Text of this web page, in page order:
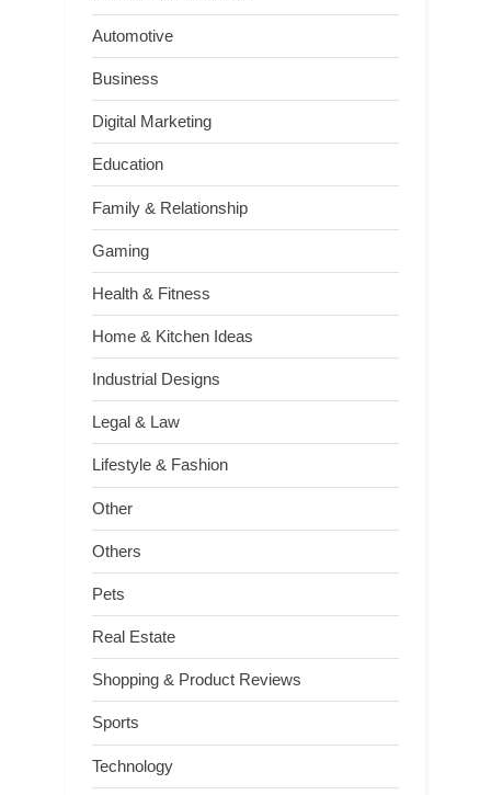
Automotive
Business
Digital Marketing
Education
Family & Relationship
Gaming
Health & Fitness
Home & Kitchen Ideas
Industrial Designs
Legal & Law
Lifestyle & Fashion
Other
Others
Pets
Real Estate
Shopping & Product Reviews
Sports
Technology